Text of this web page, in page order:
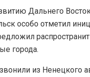
Дальнего
особо отметил
города.
из Ненецкого